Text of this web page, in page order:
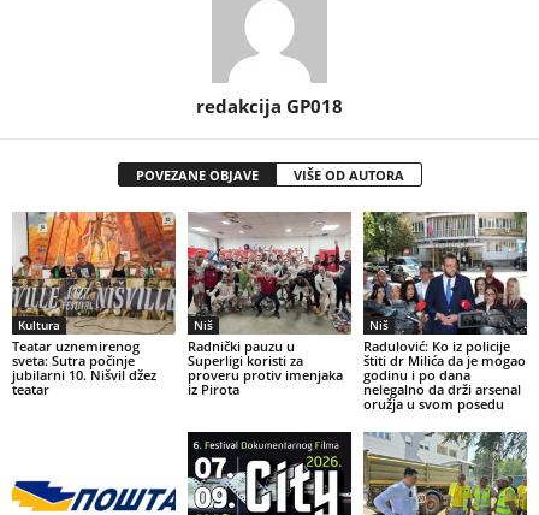
redakcija GP018
POVEZANE OBJAVE VIŠE OD AUTORA
Kultura
Teatar uznemirenog
sveta: Sutra počinje
jubilarni 10. Nišvil džez
teatar
Niš
Radnički pauzu u
Superligi koristi za
proveru protiv imenjaka
iz Pirota
Niš
Radulović: Ko iz policije
štiti dr Milića da je mogao
godinu i po dana
nelegalno da drži arsenal
oružja u svom posedu